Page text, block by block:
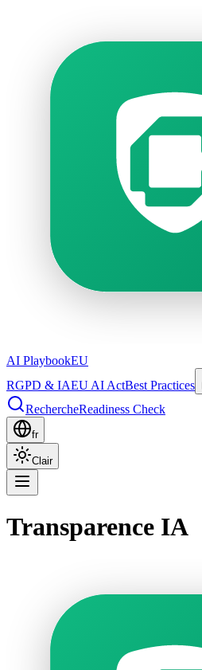
AI PlaybookEU
RGPD & IAEU AI ActBest Practices
RechercheReadiness Check
fr
Clair
Transparence IA